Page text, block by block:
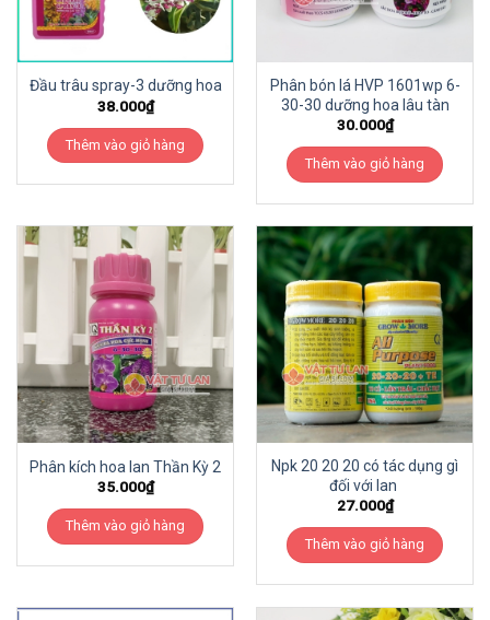
Đầu trâu spray-3 dưỡng hoa
38.000₫
Thêm vào giỏ hàng
Phân bón lá HVP 1601wp 6-
30-30 dưỡng hoa lâu tàn
30.000₫
Thêm vào giỏ hàng
Phân kích hoa lan Thần Kỳ 2
35.000₫
Thêm vào giỏ hàng
Npk 20 20 20 có tác dụng gì
đối với lan
27.000₫
Thêm vào giỏ hàng